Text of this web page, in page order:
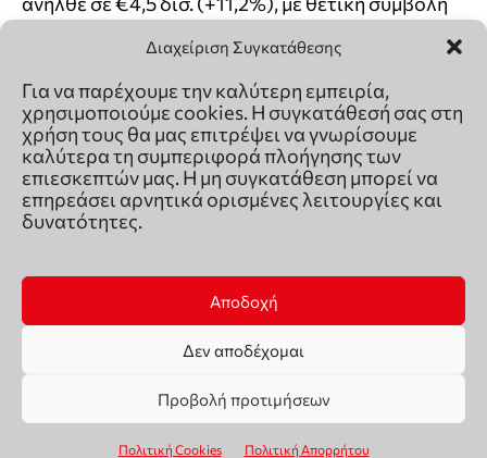
Διαχείριση Συγκατάθεσης
Για να παρέχουμε την καλύτερη εμπειρία,
χρησιμοποιούμε cookies. Η συγκατάθεσή σας στη
χρήση τους θα μας επιτρέψει να γνωρίσουμε
καλύτερα τη συμπεριφορά πλοήγησης των
επιεσκεπτών μας. Η μη συγκατάθεση μπορεί να
επηρεάσει αρνητικά ορισμένες λειτουργίες και
δυνατότητες.
Αποδοχή
Δεν αποδέχομαι
Προβολή προτιμήσεων
Πολιτική Cookies Πολιτική Απορρήτου